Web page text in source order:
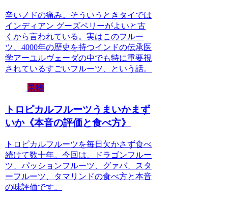
辛いノドの痛み。そういうときタイでは
インディアン グーズベリーがよいと古
くから言われている。実はこのフルー
ツ、4000年の歴史を持つインドの伝承医
学アーユルヴェーダの中でも特に重要視
されているすごいフルーツ、という話。
果物
トロピカルフルーツうまいかまず
いか《本音の評価と食べ方》
トロピカルフルーツを毎日欠かさず食べ
続けて数十年。今回は、ドラゴンフルー
ツ、パッションフルーツ、グァバ、スタ
ーフルーツ、タマリンドの食べ方と本音
の味評価です。